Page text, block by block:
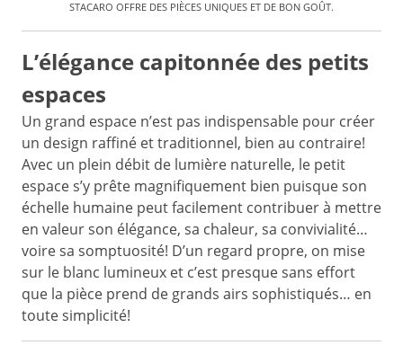
STACARO OFFRE DES PIÈCES UNIQUES ET DE BON GOÛT.
L’élégance capitonnée des petits
espaces
Un grand espace n’est pas indispensable pour créer
un design raffiné et traditionnel, bien au contraire!
Avec un plein débit de lumière naturelle, le petit
espace s’y prête magnifiquement bien puisque son
échelle humaine peut facilement contribuer à mettre
en valeur son élégance, sa chaleur, sa convivialité…
voire sa somptuosité! D’un regard propre, on mise
sur le blanc lumineux et c’est presque sans effort
que la pièce prend de grands airs sophistiqués… en
toute simplicité!